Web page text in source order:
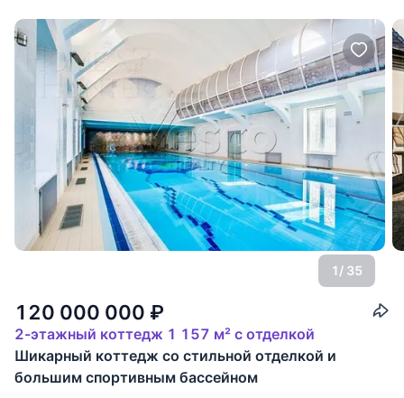
1/ 35
120 000 000 ₽
2-этажный коттедж 1 157 м² с отделкой
Шикарный коттедж со стильной отделкой и
большим спортивным бассейном